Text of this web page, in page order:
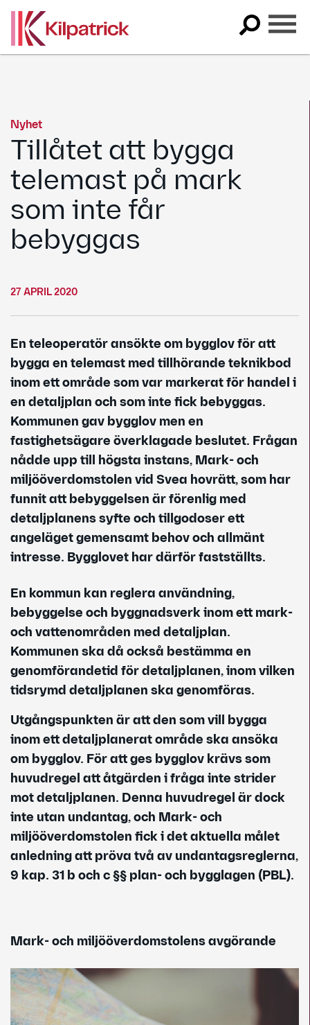
content
Nyhet
Tillåtet att bygga
telemast på mark
som inte får
bebyggas
27 APRIL 2020
En teleoperatör ansökte om bygglov för att
bygga en telemast med tillhörande teknikbod
inom ett område som var markerat för handel i
en detaljplan och som inte fick bebyggas.
Kommunen gav bygglov men en
fastighetsägare överklagade beslutet. Frågan
nådde upp till högsta instans, Mark- och
miljööverdomstolen vid Svea hovrätt, som har
funnit att bebyggelsen är förenlig med
detaljplanens syfte och tillgodoser ett
angeläget gemensamt behov och allmänt
intresse. Bygglovet har därför fastställts.
En kommun kan reglera användning,
bebyggelse och byggnadsverk inom ett mark-
och vattenområden med detaljplan.
Kommunen ska då också bestämma en
genomförandetid för detaljplanen, inom vilken
tidsrymd detaljplanen ska genomföras.
Utgångspunkten är att den som vill bygga
inom ett detaljplanerat område ska ansöka
om bygglov. För att ges bygglov krävs som
huvudregel att åtgärden i fråga inte strider
mot detaljplanen. Denna huvudregel är dock
inte utan undantag, och Mark- och
miljööverdomstolen fick i det aktuella målet
anledning att pröva två av undantagsreglerna,
9 kap. 31 b och c §§ plan- och bygglagen (PBL).
Mark- och miljööverdomstolens avgörande